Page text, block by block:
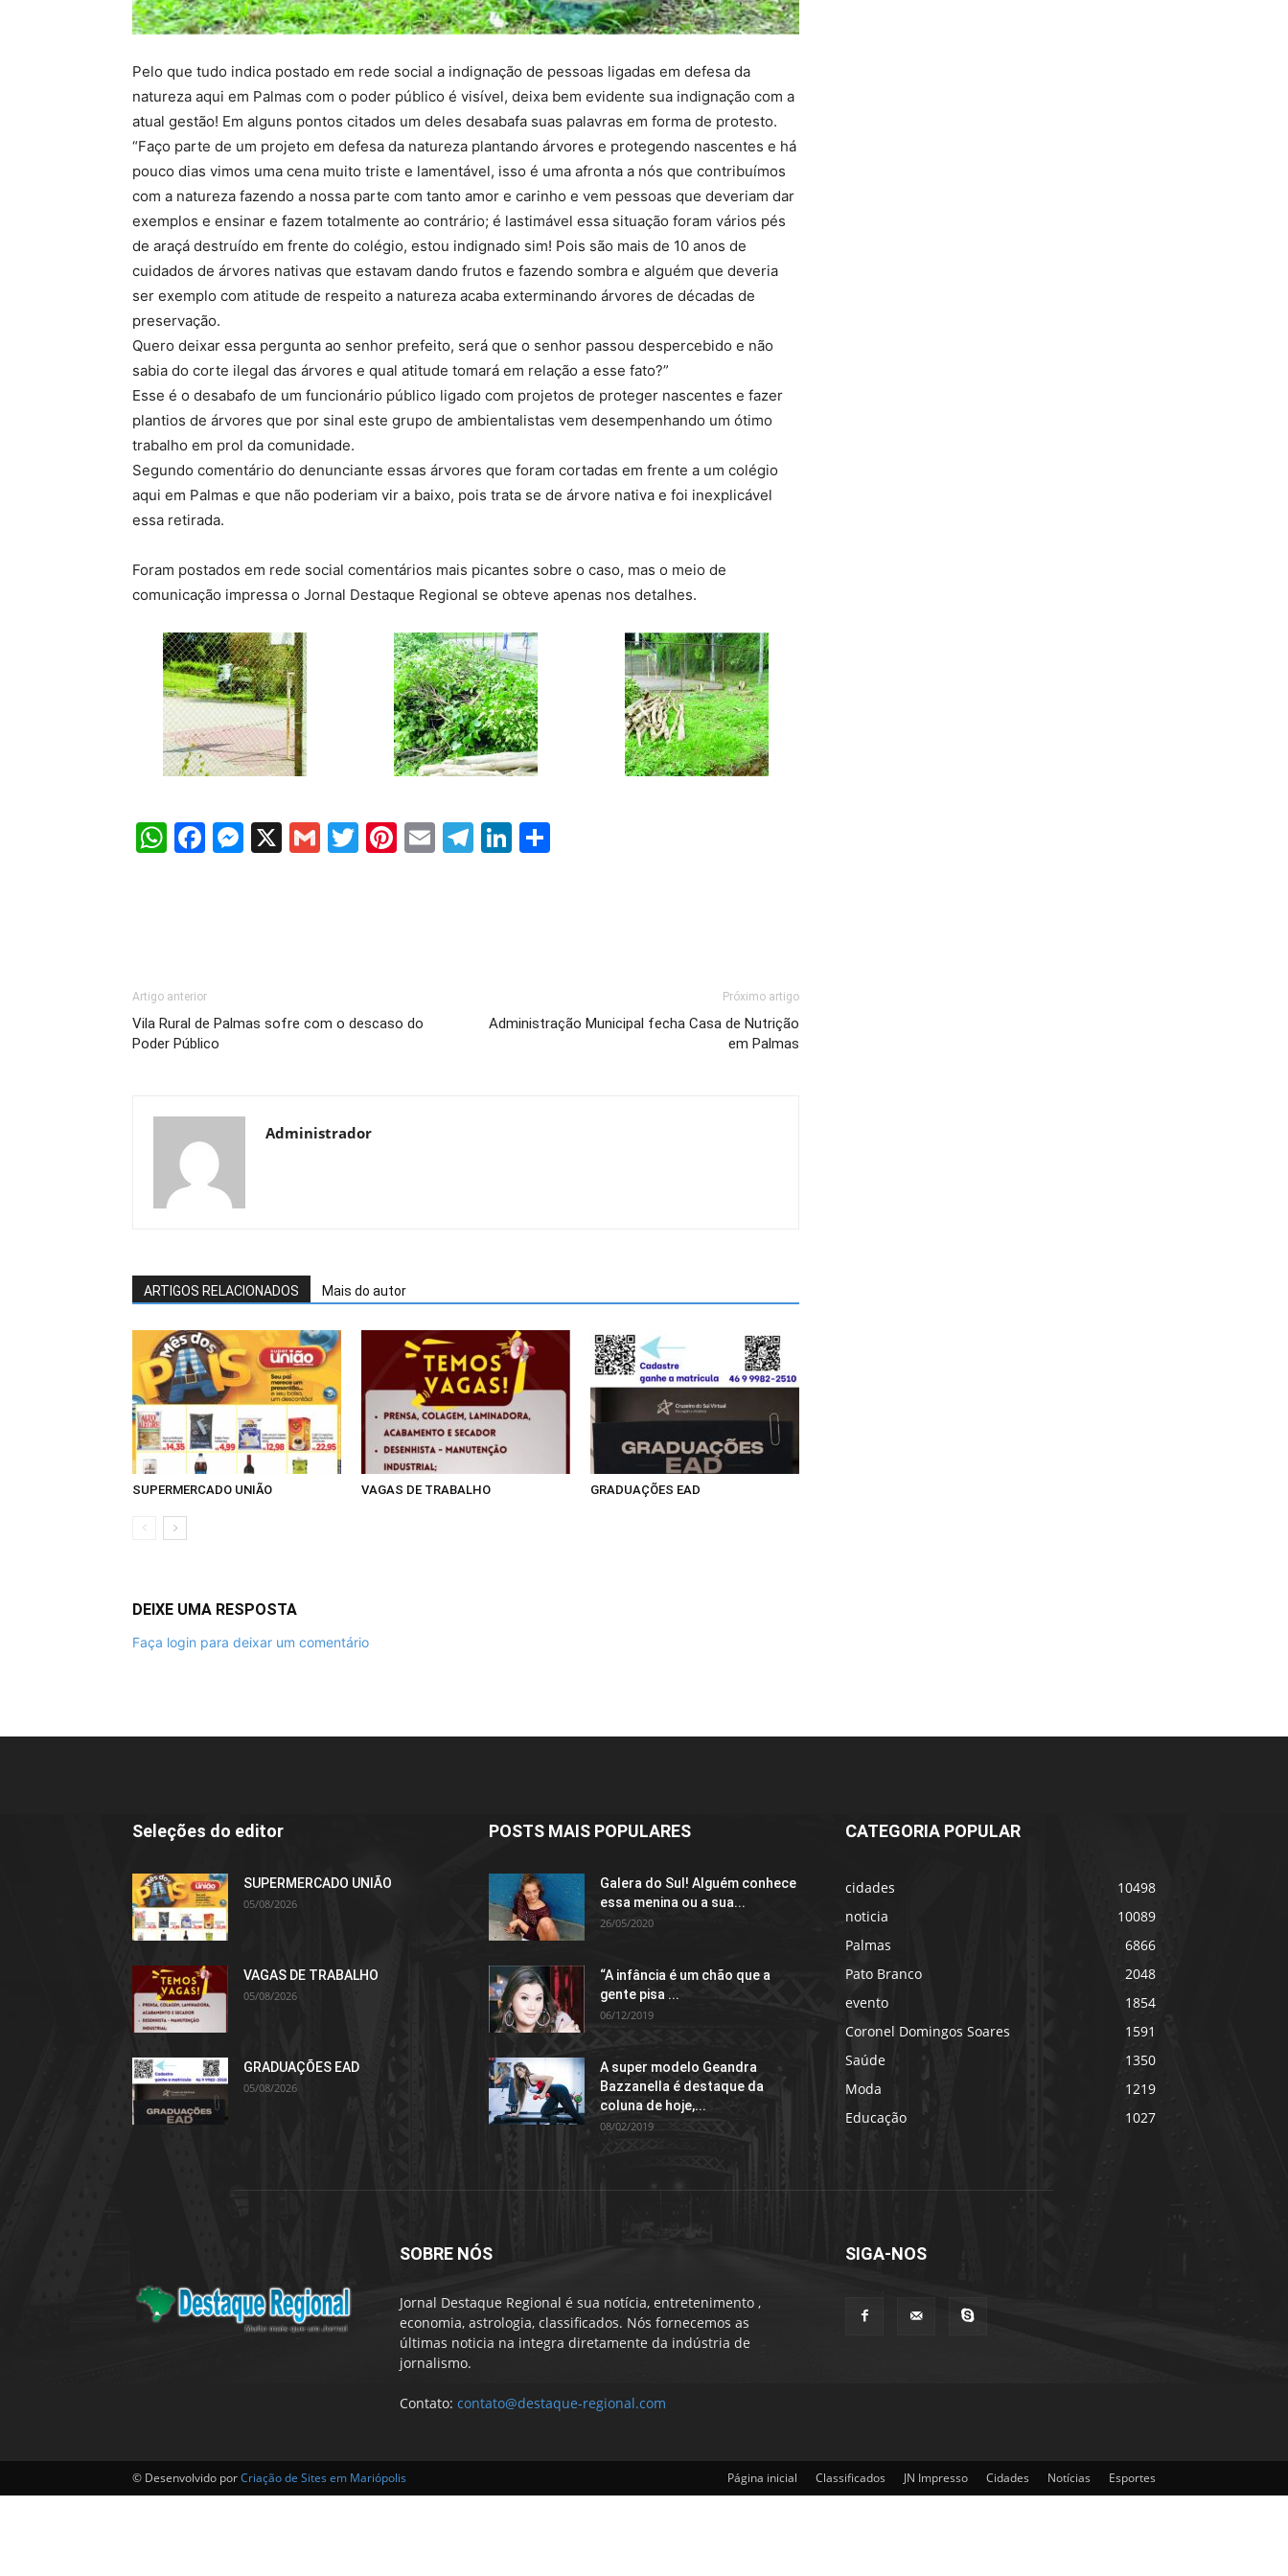
Pelo que tudo indica postado em rede social a indignação de pessoas ligadas em defesa da
natureza aqui em Palmas com o poder público é visível, deixa bem evidente sua indignação com a
atual gestão! Em alguns pontos citados um deles desabafa suas palavras em forma de protesto.
“Faço parte de um projeto em defesa da natureza plantando árvores e protegendo nascentes e há
pouco dias vimos uma cena muito triste e lamentável, isso é uma afronta a nós que contribuímos
com a natureza fazendo a nossa parte com tanto amor e carinho e vem pessoas que deveriam dar
exemplos e ensinar e fazem totalmente ao contrário; é lastimável essa situação foram vários pés
de araçá destruído em frente do colégio, estou indignado sim! Pois são mais de 10 anos de
cuidados de árvores nativas que estavam dando frutos e fazendo sombra e alguém que deveria
ser exemplo com atitude de respeito a natureza acaba exterminando árvores de décadas de
preservação.
Quero deixar essa pergunta ao senhor prefeito, será que o senhor passou despercebido e não
sabia do corte ilegal das árvores e qual atitude tomará em relação a esse fato?”
Esse é o desabafo de um funcionário público ligado com projetos de proteger nascentes e fazer
plantios de árvores que por sinal este grupo de ambientalistas vem desempenhando um ótimo
trabalho em prol da comunidade.
Segundo comentário do denunciante essas árvores que foram cortadas em frente a um colégio
aqui em Palmas e que não poderiam vir a baixo, pois trata se de árvore nativa e foi inexplicável
essa retirada.
Foram postados em rede social comentários mais picantes sobre o caso, mas o meio de
comunicação impressa o Jornal Destaque Regional se obteve apenas nos detalhes.
WhatsApp
Facebook
Messenger
X GmailTwitter
Pinterest
EmailTelegram
LinkedIn
Artigo anterior
Vila Rural de Palmas sofre com o descaso do
Poder Público
Próximo artigo
Administração Municipal fecha Casa de Nutrição
em Palmas
Administrador
ARTIGOS RELACIONADOS Mais do autor
SUPERMERCADO UNIÃO VAGAS DE TRABALHO GRADUAÇÕES EAD
DEIXE UMA RESPOSTA
Faça login para deixar um comentário
Seleções do editor
SUPERMERCADO UNIÃO
05/08/2026
VAGAS DE TRABALHO
05/08/2026
GRADUAÇÕES EAD
05/08/2026
POSTS MAIS POPULARES
Galera do Sul! Alguém conhece
essa menina ou a sua...
26/05/2020
“A infância é um chão que a
gente pisa ...
06/12/2019
A super modelo Geandra
Bazzanella é destaque da
coluna de hoje,...
08/02/2019
CATEGORIA POPULAR
cidades
10498
noticia
10089
Palmas
6866
Pato Branco
2048
evento
1854
Coronel Domingos Soares
1591
Saúde
1350
Moda
1219
Educação
1027
SOBRE NÓS
Jornal Destaque Regional é sua notícia, entretenimento ,
economia, astrologia, classificados. Nós fornecemos as
últimas noticia na integra diretamente da indústria de
jornalismo.
Contato: contato@destaque-regional.com
SIGA-NOS
Página inicial Classificados JN Impresso Cidades Notícias Esportes
© Desenvolvido porCriação de Sites em Mariópolis